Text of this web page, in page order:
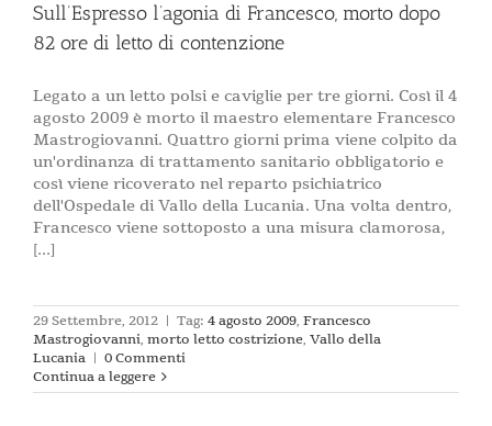
Sull’Espresso l’agonia di Francesco, morto dopo
82 ore di letto di contenzione
Legato a un letto polsi e caviglie per tre giorni. Così il 4
agosto 2009 è morto il maestro elementare Francesco
Mastrogiovanni. Quattro giorni prima viene colpito da
un'ordinanza di trattamento sanitario obbligatorio e
così viene ricoverato nel reparto psichiatrico
dell'Ospedale di Vallo della Lucania. Una volta dentro,
Francesco viene sottoposto a una misura clamorosa,
[...]
29 Settembre, 2012 | Tag: 4 agosto 2009, Francesco
Mastrogiovanni, morto letto costrizione, Vallo della
Lucania | 0 Commenti
Continua a leggere